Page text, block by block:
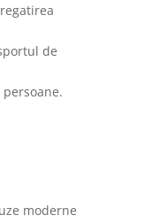
de
moderne